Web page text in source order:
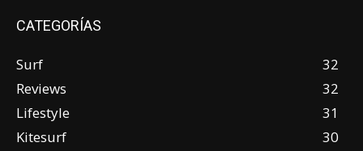
CATEGORÍAS
Surf
32
Reviews
32
Lifestyle
31
Kitesurf
30